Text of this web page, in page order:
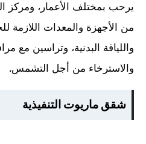
يرحب بمختلف الأعمار، ومركز
من الأجهزة والمعدات اللازمة
واللياقة البدنية، وتراسين
والاسترخاء من أجل التشمس.
شقق ماريوت التنفيذية